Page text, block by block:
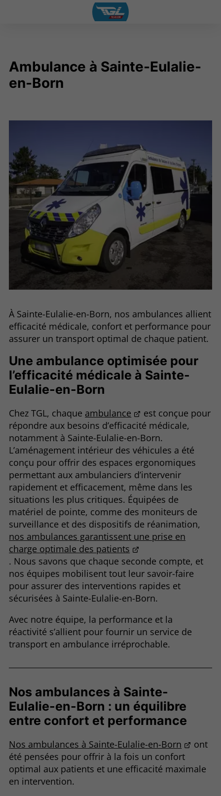
Ambulance à Sainte-Eulalie-
en-Born
À Sainte-Eulalie-en-Born, nos ambulances allient
efficacité médicale, confort et performance pour
assurer un transport optimal de chaque patient.
Une ambulance optimisée pour
l’efficacité médicale à Sainte-
Eulalie-en-Born
Chez TGL, chaque ambulance
est conçue pour
répondre aux besoins d’efficacité médicale,
notamment à Sainte-Eulalie-en-Born.
L’aménagement intérieur des véhicules a été
conçu pour offrir des espaces ergonomiques
permettant aux ambulanciers d’intervenir
rapidement et efficacement, même dans les
situations les plus critiques. Équipées de
matériel de pointe, comme des moniteurs de
surveillance et des dispositifs de réanimation,
nos ambulances garantissent une prise en
charge optimale des patients
. Nous savons que chaque seconde compte, et
nos équipes mobilisent tout leur savoir-faire
pour assurer des interventions rapides et
sécurisées à Sainte-Eulalie-en-Born.
Avec notre équipe, la performance et la
réactivité s’allient pour fournir un service de
transport en ambulance irréprochable.
Nos ambulances à Sainte-
Eulalie-en-Born : un équilibre
entre confort et performance
Nos ambulances à Sainte-Eulalie-en-Born
ont
été pensées pour offrir à la fois un confort
optimal aux patients et une efficacité maximale
en intervention.